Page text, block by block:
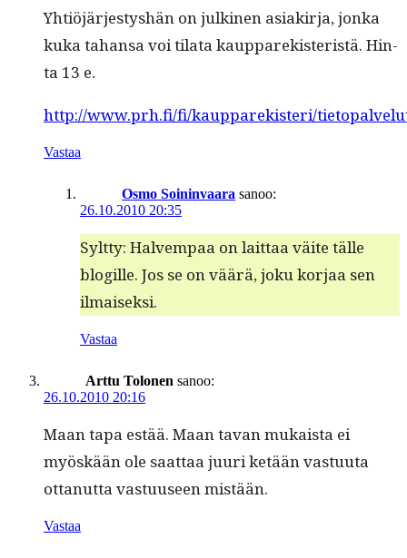
Yhtiöjärjestyshän on julki­nen asi­akir­ja, jon­ka
kuka tahansa voi tila­ta kaup­parek­ister­istä. Hin­
ta 13 e.
http://www.prh.fi/fi/kaupparekisteri/
Vastaa
Osmo Soininvaara sanoo:
26.10.2010 20:35
Sylt­ty: Halvem­paa on lait­taa väite tälle
blogille. Jos se on väärä, joku kor­jaa sen
ilmaiseksi.
Vastaa
Arttu Tolonen sanoo:
26.10.2010 20:16
Maan tapa estää. Maan tavan mukaista ei
myöskään ole saat­taa juuri ketään vas­tu­u­ta
ottanut­ta vas­tu­useen mistään.
Vastaa